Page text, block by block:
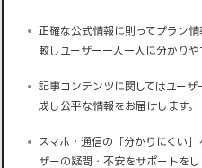
正確な公式情報に則ってプラン
較しユーザー一人一人に分かりや
記事コンテンツに関してはユー
成し公平な情報をお届けします。
スマホ・通信の「分かりにくい
ザーの疑問・不安をサポートをし